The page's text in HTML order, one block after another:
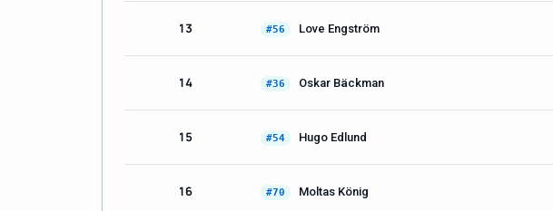
13 #56 Love Engström
14 #36 Oskar Bäckman
15 #54 Hugo Edlund
16 #70 Moltas König